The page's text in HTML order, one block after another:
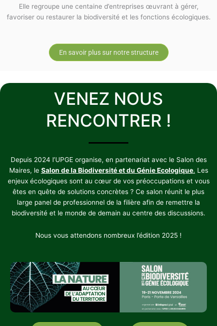
Elle regroupe une centaine d’entreprises œuvrant à gérer,
favoriser ou restaurer la biodiversité et les fonctions écologiques.
En savoir plus sur notre structure
VENEZ NOUS
RENCONTRER !
Depuis 2024 l’UPGE organise, en partenariat avec le Salon des
Maires, le Salon de la Biodiversité et du Génie Ecologique. Les
enjeux écologiques sont au cœur de vos préoccupations et vous
êtes en quête de solutions concrètes ? Ce salon réunit le plus
large panel de professionnel de la filière afin de remettre la
biodiversité et le monde de demain au centre des discussions.
Nous vous attendons nombreux l’édition 2025 !